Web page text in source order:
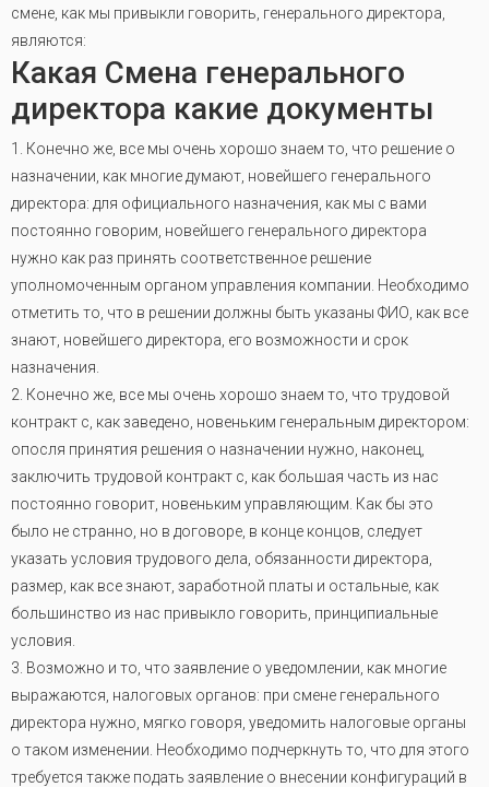
смене, как мы привыкли говорить, генерального директора,
являются:
Какая Смена генерального
директора какие документы
1. Конечно же, все мы очень хорошо знаем то, что решение о
назначении, как многие думают, новейшего генерального
директора: для официального назначения, как мы с вами
постоянно говорим, новейшего генерального директора
нужно как раз принять соответственное решение
уполномоченным органом управления компании. Необходимо
отметить то, что в решении должны быть указаны ФИО, как все
знают, новейшего директора, его возможности и срок
назначения.
2. Конечно же, все мы очень хорошо знаем то, что трудовой
контракт с, как заведено, новеньким генеральным директором:
опосля принятия решения о назначении нужно, наконец,
заключить трудовой контракт с, как большая часть из нас
постоянно говорит, новеньким управляющим. Как бы это
было не странно, но в договоре, в конце концов, следует
указать условия трудового дела, обязанности директора,
размер, как все знают, заработной платы и остальные, как
большинство из нас привыкло говорить, принципиальные
условия.
3. Возможно и то, что заявление о уведомлении, как многие
выражаются, налоговых органов: при смене генерального
директора нужно, мягко говоря, уведомить налоговые органы
о таком изменении. Необходимо подчеркнуть то, что для этого
требуется также подать заявление о внесении конфигураций в